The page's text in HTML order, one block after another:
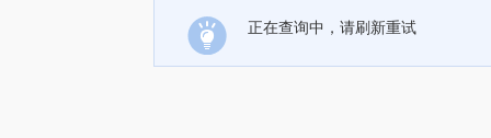
正在查询中，请刷新重试